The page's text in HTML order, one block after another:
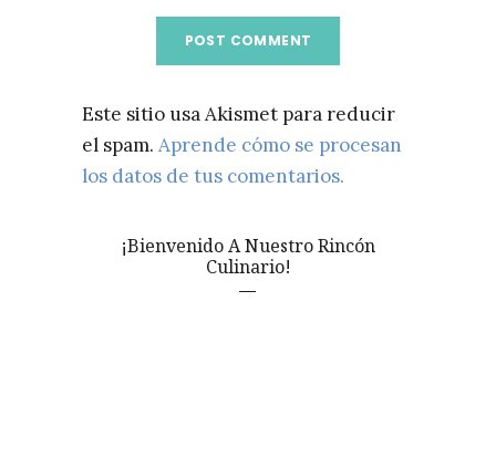
Este sitio usa Akismet para reducir
el spam. Aprende cómo se procesan
los datos de tus comentarios.
¡Bienvenido A Nuestro Rincón
Culinario!